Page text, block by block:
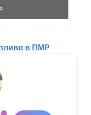
в ПМР